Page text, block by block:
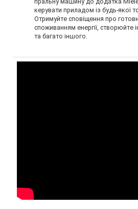
керувати приладом із будь-якої
Отримуйте сповіщення про
споживанням енергії, створюйте
та багато іншого.